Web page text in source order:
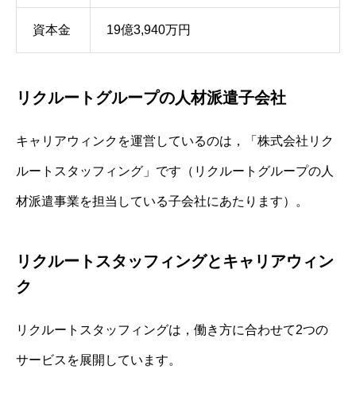
資本金 19億3,940万円
リクルートグループの人材派遣子会社
キャリアウィンクを運営しているのは，「株式会社リク
ルートスタッフィング」です（リクルートグループの人
材派遣事業を担当している子会社にあたります）。
リクルートスタッフィングとキャリアウィン
ク
リクルートスタッフィングは，働き方に合わせて2つの
サービスを展開しています。